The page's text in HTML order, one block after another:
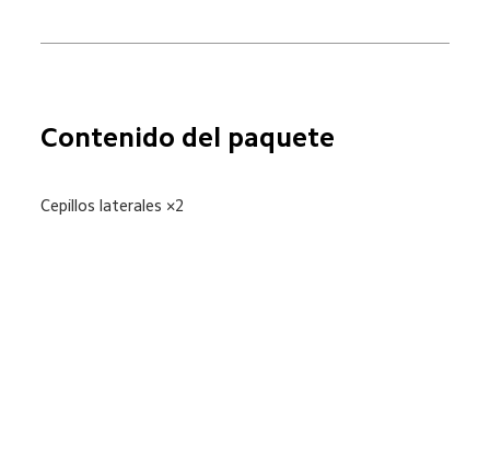
Contenido del paquete
Cepillos laterales ×2